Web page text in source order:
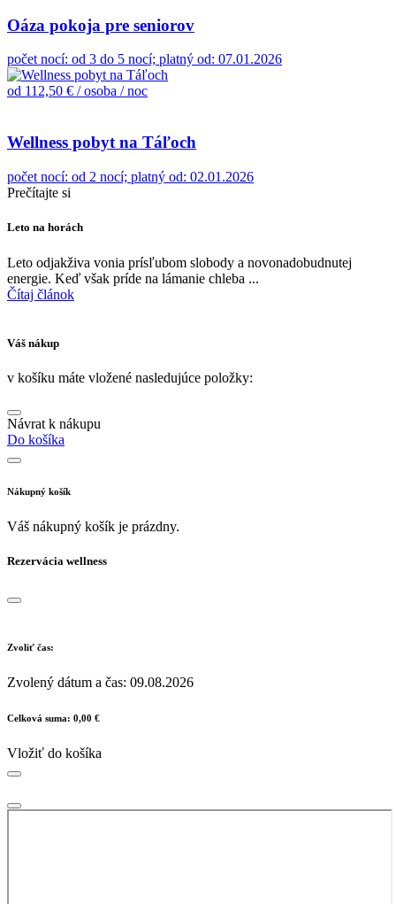
Oáza pokoja pre seniorov
počet nocí: od 3 do 5 nocí; platný od: 07.01.2026
od 112,50 € / osoba / noc
Wellness pobyt na Táľoch
počet nocí: od 2 nocí; platný od: 02.01.2026
Prečítajte si
Leto na horách
Leto odjakživa vonia prísľubom slobody a novonadobudnutej
energie. Keď však príde na lámanie chleba ...
Čítaj článok
Váš nákup
v košíku máte vložené nasledujúce položky:
Návrat k nákupu
Do košíka
Nákupný košík
Váš nákupný košík je prázdny.
Rezervácia wellness
Zvoliť čas:
Zvolený dátum a čas: 09.08.2026
Celková suma: 0,00 €
Vložiť do košíka